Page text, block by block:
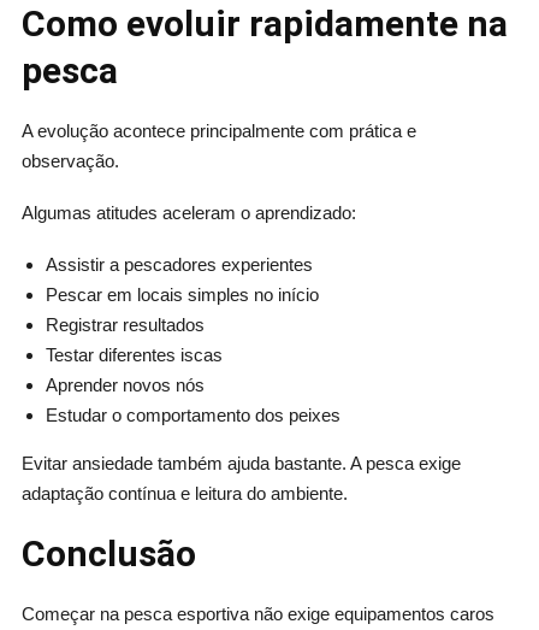
Como evoluir rapidamente na
pesca
A evolução acontece principalmente com prática e
observação.
Algumas atitudes aceleram o aprendizado:
Assistir a pescadores experientes
Pescar em locais simples no início
Registrar resultados
Testar diferentes iscas
Aprender novos nós
Estudar o comportamento dos peixes
Evitar ansiedade também ajuda bastante. A pesca exige
adaptação contínua e leitura do ambiente.
Conclusão
Começar na pesca esportiva não exige equipamentos caros